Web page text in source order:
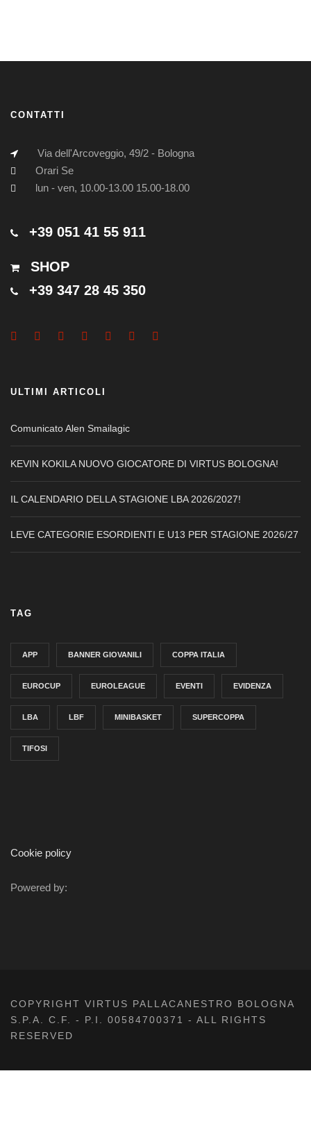
CONTATTI
Via dell'Arcoveggio, 49/2 - Bologna
Orari Se
lun - ven, 10.00-13.00 15.00-18.00
+39 051 41 55 911
SHOP
+39 347 28 45 350
ULTIMI ARTICOLI
Comunicato Alen Smailagic
KEVIN KOKILA NUOVO GIOCATORE DI VIRTUS BOLOGNA!
IL CALENDARIO DELLA STAGIONE LBA 2026/2027!
LEVE CATEGORIE ESORDIENTI E U13 PER STAGIONE 2026/27
TAG
APP BANNER GIOVANILI COPPA ITALIA
EUROCUP EUROLEAGUE EVENTI EVIDENZA
LBA LBF MINIBASKET SUPERCOPPA
TIFOSI
Cookie policy
Powered by:
COPYRIGHT VIRTUS PALLACANESTRO BOLOGNA
S.P.A. C.F. - P.I. 00584700371 - ALL RIGHTS
RESERVED